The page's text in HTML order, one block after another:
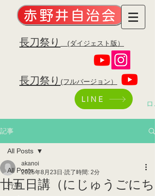
赤野井自治会
​長刀祭り (ダイジェスト版）
​長刀祭り (フルバージョン）
LINE ロ
記事
All Posts
行事
All Posts
廿五日講（にじゅうごにち
akanoi
2025年8月23日 読了時間: 2分